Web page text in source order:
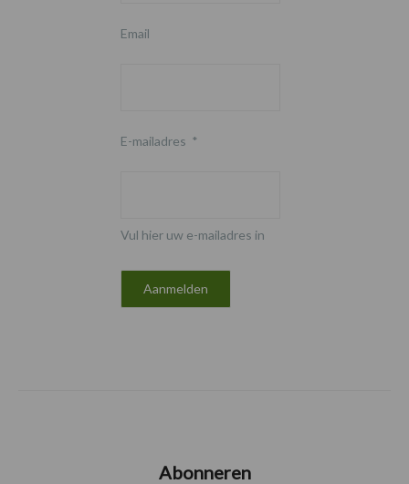
Email
E-mailadres *
Vul hier uw e-mailadres in
Abonneren